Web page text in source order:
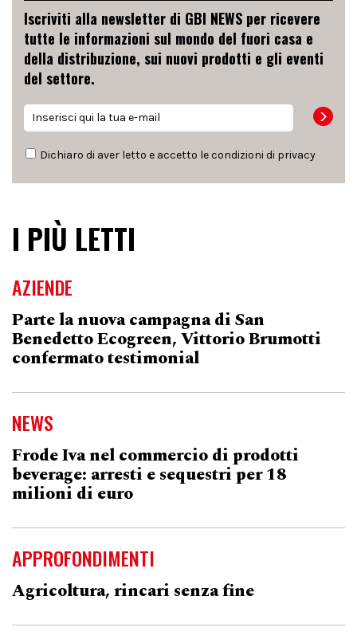
Iscriviti alla newsletter di GBI NEWS per ricevere
tutte le informazioni sul mondo del fuori casa e
della distribuzione, sui nuovi prodotti e gli eventi
del settore.
Dichiaro di aver letto e accetto le condizioni di privacy
I PIÙ LETTI
AZIENDE
Parte la nuova campagna di San
Benedetto Ecogreen, Vittorio Brumotti
confermato testimonial
NEWS
Frode Iva nel commercio di prodotti
beverage: arresti e sequestri per 18
milioni di euro
APPROFONDIMENTI
Agricoltura, rincari senza fine